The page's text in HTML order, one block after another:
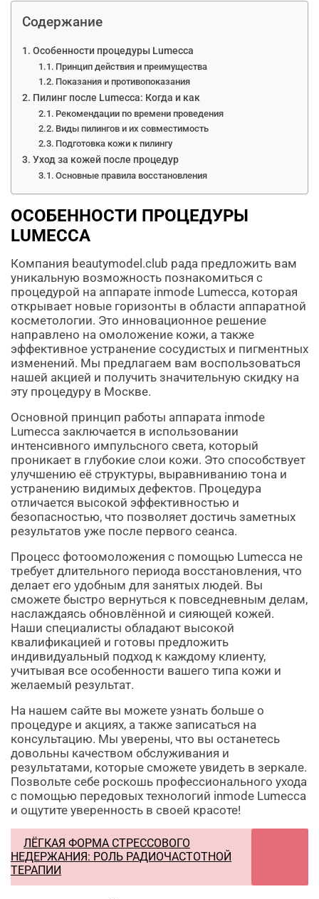
Содержание
Особенности процедуры Lumecca
Принцип действия и преимущества
Показания и противопоказания
Пилинг после Lumecca: Когда и как
Рекомендации по времени проведения
Виды пилингов и их совместимость
Подготовка кожи к пилингу
Уход за кожей после процедур
Основные правила восстановления
ОСОБЕННОСТИ ПРОЦЕДУРЫ
LUMECCA
Компания beautymodel.club рада предложить вам
уникальную возможность познакомиться с
процедурой на аппарате inmode Lumecca, которая
открывает новые горизонты в области аппаратной
косметологии. Это инновационное решение
направлено на омоложение кожи, а также
эффективное устранение сосудистых и пигментных
изменений. Мы предлагаем вам воспользоваться
нашей акцией и получить значительную скидку на
эту процедуру в Москве.
Основной принцип работы аппарата inmode
Lumecca заключается в использовании
интенсивного импульсного света, который
проникает в глубокие слои кожи. Это способствует
улучшению её структуры, выравниванию тона и
устранению видимых дефектов. Процедура
отличается высокой эффективностью и
безопасностью, что позволяет достичь заметных
результатов уже после первого сеанса.
Процесс фотоомоложения с помощью Lumecca не
требует длительного периода восстановления, что
делает его удобным для занятых людей. Вы
сможете быстро вернуться к повседневным делам,
наслаждаясь обновлённой и сияющей кожей.
Наши специалисты обладают высокой
квалификацией и готовы предложить
индивидуальный подход к каждому клиенту,
учитывая все особенности вашего типа кожи и
желаемый результат.
На нашем сайте вы можете узнать больше о
процедуре и акциях, а также записаться на
консультацию. Мы уверены, что вы останетесь
довольны качеством обслуживания и
результатами, которые сможете увидеть в зеркале.
Позвольте себе роскошь профессионального ухода
с помощью передовых технологий inmode Lumecca
и ощутите уверенность в своей красоте!
ЛЁГКАЯ ФОРМА СТРЕССОВОГО
НЕДЕРЖАНИЯ: РОЛЬ РАДИОЧАСТОТНОЙ
ТЕРАПИИ